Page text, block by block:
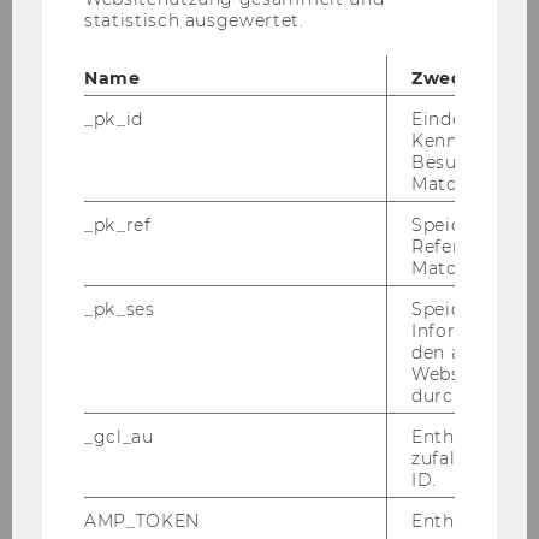
Developing a Tax Environment for Growth
statistisch ausgewertet.
Name
Zweck
_pk_id
Eindeutige
Besuchers
Matomo.
_pk_ref
Speicherung
Referrers
Matomo.
_pk_ses
Speicherung
den aktuellen
durch
_gcl_au
Enthält eine
ID.
AMP_TOKEN
Enthält ein